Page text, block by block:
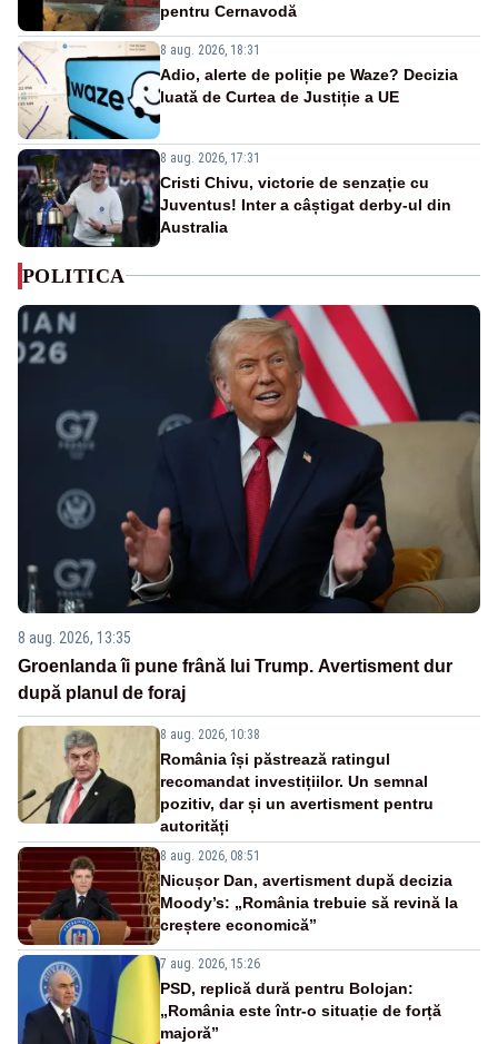
pentru Cernavodă
8 aug. 2026, 18:31
Adio, alerte de poliție pe Waze? Decizia
luată de Curtea de Justiție a UE
8 aug. 2026, 17:31
Cristi Chivu, victorie de senzație cu
Juventus! Inter a câștigat derby-ul din
Australia
POLITICA
8 aug. 2026, 13:35
Groenlanda îi pune frână lui Trump. Avertisment dur
după planul de foraj
8 aug. 2026, 10:38
România își păstrează ratingul
recomandat investițiilor. Un semnal
pozitiv, dar și un avertisment pentru
autorități
8 aug. 2026, 08:51
Nicușor Dan, avertisment după decizia
Moody’s: „România trebuie să revină la
creștere economică”
7 aug. 2026, 15:26
PSD, replică dură pentru Bolojan:
„România este într-o situație de forță
majoră”